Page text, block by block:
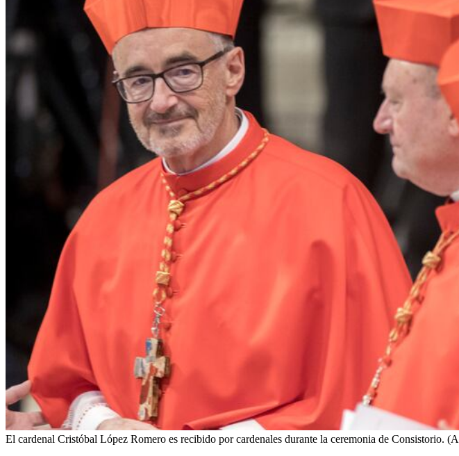
El cardenal Cristóbal López Romero es recibido por cardenales durante la ceremonia de Consistorio.